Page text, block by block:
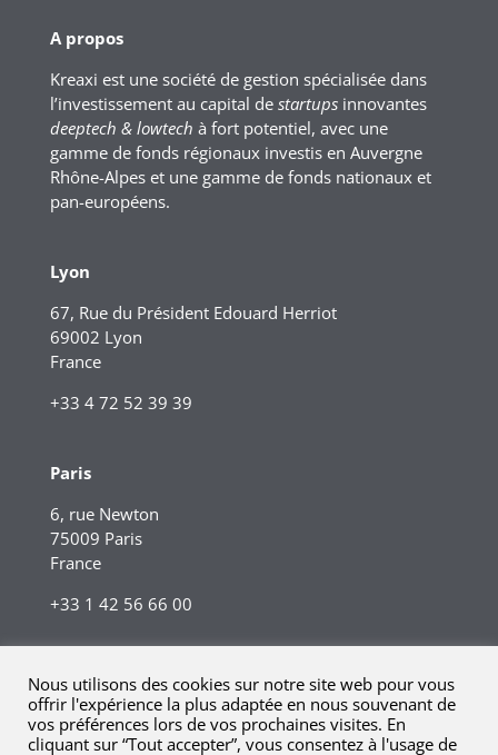
A propos
Kreaxi est une société de gestion spécialisée dans
l’investissement au capital de startupsinnovantes
deeptech & lowtech à fort potentiel, avec une
gamme de fonds régionaux investis en Auvergne
Rhône-Alpes et une gamme de fonds nationaux et
pan-européens.
Lyon
67, Rue du Président Edouard Herriot
69002 Lyon
France
+33 4 72 52 39 39
Paris
6, rue Newton
75009 Paris
France
+33 1 42 56 66 00
Nous utilisons des cookies sur notre site web pour vous
offrir l'expérience la plus adaptée en nous souvenant de
vos préférences lors de vos prochaines visites. En
cliquant sur “Tout accepter”, vous consentez à l'usage de